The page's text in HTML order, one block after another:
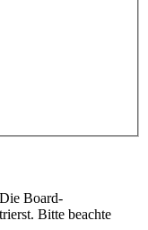
Board-
Bitte beachte